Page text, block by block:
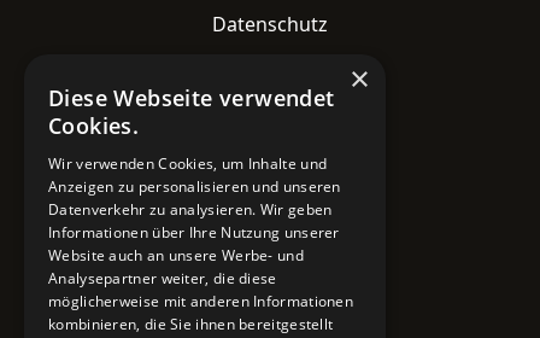
Datenschutz
Kontaktdaten
Lavesstraße 82
30159 Hannover
Email
info@mobile-4you.de
Telefon
×
Diese Webseite verwendet
Cookies.
Wir verwenden Cookies, um Inhalte und
Anzeigen zu personalisieren und unseren
Datenverkehr zu analysieren. Wir geben
Informationen über Ihre Nutzung unserer
Website auch an unsere Werbe- und
Analysepartner weiter, die diese
möglicherweise mit anderen Informationen
kombinieren, die Sie ihnen bereitgestellt